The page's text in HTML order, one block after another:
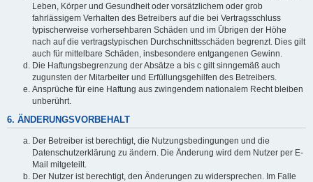
Leben, Körper und Gesundheit oder vorsätzlichem oder grob
fahrlässigem Verhalten des Betreibers auf die bei Vertragsschluss
typischerweise vorhersehbaren Schäden und im Übrigen der Höhe
nach auf die vertragstypischen Durchschnittsschäden begrenzt. Dies gilt
auch für mittelbare Schäden, insbesondere entgangenen Gewinn.
Die Haftungsbegrenzung der Absätze a bis c gilt sinngemäß auch
zugunsten der Mitarbeiter und Erfüllungsgehilfen des Betreibers.
Ansprüche für eine Haftung aus zwingendem nationalem Recht bleiben
unberührt.
6. ÄNDERUNGSVORBEHALT
Der Betreiber ist berechtigt, die Nutzungsbedingungen und die
Datenschutzerklärung zu ändern. Die Änderung wird dem Nutzer per E-
Mail mitgeteilt.
Der Nutzer ist berechtigt, den Änderungen zu widersprechen. Im Falle